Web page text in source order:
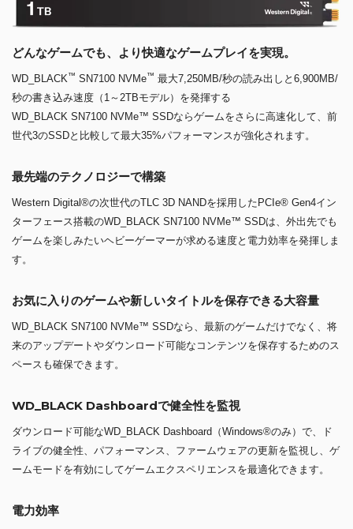
どんなゲームでも、より快適なゲームプレイを実現。
WD_BLACK™ SN7100 NVMe™ 最大7,250MB/秒の読み出しと6,900MB/
秒の書き込み速度（1～2TBモデル）を発揮する
WD_BLACK SN7100 NVMe™ SSDならゲームをさらに高速化して、前
世代3のSSDと比較して最大35%パフォーマンスが強化されます。
最先端のテクノロジーで構築
Western Digital®の次世代のTLC 3D NANDを採用したPCIe® Gen4イン
ターフェース搭載のWD_BLACK SN7100 NVMe™ SSDは、外出先でも
ゲームを楽しみたいヘビーゲーマーが求める速度と電力効率を発揮しま
す。
お気に入りのゲームや新しいタイトルを保存できる大容量
WD_BLACK SN7100 NVMe™ SSDなら、最新のゲームだけでなく、将
来のアップデートやダウンロード可能なコンテンツを保存するためのス
ペースも確保できます。
WD_BLACK Dashboardで健全性を監視
ダウンロード可能なWD_BLACK Dashboard（Windows®のみ）で、ド
ライブの健全性、パフォーマンス、ファームウェアの更新を監視し、ゲ
ームモードを有効にしてゲームエクスペリエンスを最適化できます。
電力効率